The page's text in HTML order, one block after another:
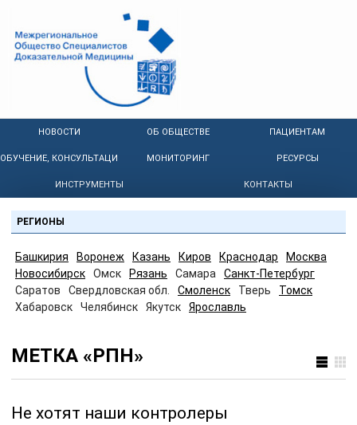
НОВОСТИ ОБ ОБЩЕСТВЕ ПАЦИЕНТАМ
ОБУЧЕНИЕ, КОНСУЛЬТАЦИИ МОНИТОРИНГ РЕСУРСЫ
ИНСТРУМЕНТЫ КОНТАКТЫ
РЕГИОНЫ
Башкирия Воронеж Казань Киров Краснодар
Москва
Новосибирск
Омск Рязань Самара
Санкт-Петербург
Саратов
Свердловская обл. Смоленск Тверь
Томск
Хабаровск
Челябинск Якутск Ярославль
МЕТКА «РПН»
Не хотят наши контролеры